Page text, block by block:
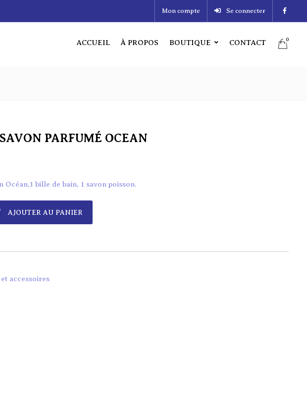
Mon compte Se connecter
ACCUEIL À PROPOS BOUTIQUE CONTACT
0
0
PARFUMÉ OCEAN
Océan,1 bille de bain, 1 savon poisson.
SAVON PARFUMÉ OCEAN
AJOUTER AU PANIER
et accessoires